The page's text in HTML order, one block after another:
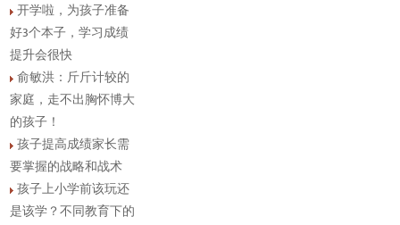
开学啦，为孩子准备
好3个本子，学习成绩
提升会很快
俞敏洪：斤斤计较的
家庭，走不出胸怀博大
的孩子！
孩子提高成绩家长需
要掌握的战略和战术
孩子上小学前该玩还
是该学？不同教育下的